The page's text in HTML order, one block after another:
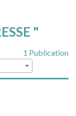
"
1 Publication